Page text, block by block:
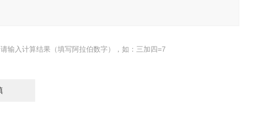
请输入计算结果（填写阿拉伯数字），如：三加四=7